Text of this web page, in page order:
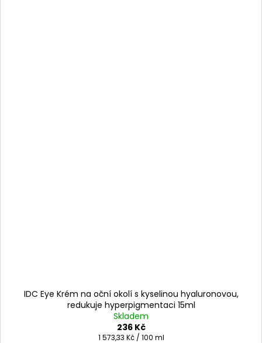
IDC Eye Krém na oční okolí s kyselinou hyaluronovou,
redukuje hyperpigmentaci 15ml
Skladem
236 Kč
Měrná
1 573,33 Kč / 100 ml